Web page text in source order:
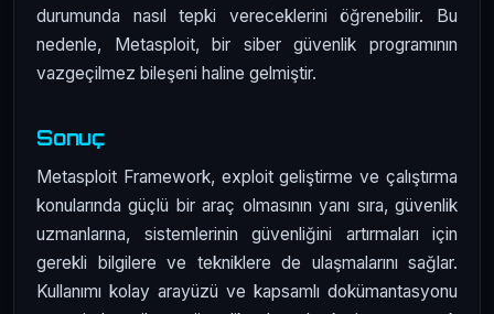
durumunda nasıl tepki vereceklerini öğrenebilir. Bu
nedenle, Metasploit, bir siber güvenlik programının
vazgeçilmez bileşeni haline gelmiştir.
Sonuç
Metasploit Framework, exploit geliştirme ve çalıştırma
konularında güçlü bir araç olmasının yanı sıra, güvenlik
uzmanlarına, sistemlerinin güvenliğini artırmaları için
gerekli bilgilere ve tekniklere de ulaşmalarını sağlar.
Kullanımı kolay arayüzü ve kapsamlı dokümantasyonu